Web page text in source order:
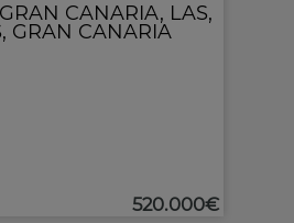
CANARIA, LAS,
GRAN CANARIA
520.000€